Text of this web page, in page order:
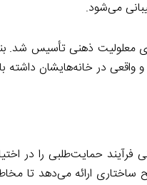
در خانه‌هایشان داشته
حمایت‌طلبی را در
ارائه می‌دهد تا